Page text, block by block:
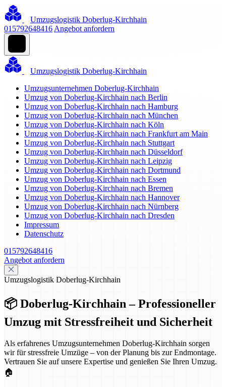
Umzugslogistik Doberlug-Kirchhain
015792648416 Angebot anfordern
Umzugslogistik Doberlug-Kirchhain
Umzugsunternehmen Doberlug-Kirchhain
Umzug von Doberlug-Kirchhain nach Berlin
Umzug von Doberlug-Kirchhain nach Hamburg
Umzug von Doberlug-Kirchhain nach München
Umzug von Doberlug-Kirchhain nach Köln
Umzug von Doberlug-Kirchhain nach Frankfurt am Main
Umzug von Doberlug-Kirchhain nach Stuttgart
Umzug von Doberlug-Kirchhain nach Düsseldorf
Umzug von Doberlug-Kirchhain nach Leipzig
Umzug von Doberlug-Kirchhain nach Dortmund
Umzug von Doberlug-Kirchhain nach Essen
Umzug von Doberlug-Kirchhain nach Bremen
Umzug von Doberlug-Kirchhain nach Hannover
Umzug von Doberlug-Kirchhain nach Nürnberg
Umzug von Doberlug-Kirchhain nach Dresden
Impressum
Datenschutz
015792648416
Angebot anfordern
Umzugslogistik Doberlug-Kirchhain
📦 Doberlug-Kirchhain – Professioneller
Umzug mit Stressfreiheit und Sicherheit
Als erfahrenes Umzugsunternehmen Doberlug-Kirchhain sorgen
wir für stressfreie Umzüge – von der Planung bis zur Endmontage.
Vertrauen Sie auf unsere Expertise und genießen Sie Ihren Umzug.
🏠